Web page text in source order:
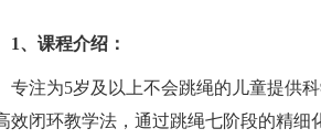
1、课程介绍：
专注为5岁及以上不会跳绳的儿童提供
效闭环教学法，通过跳绳七阶段的精